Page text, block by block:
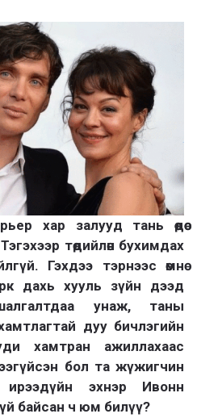
хар залууд тань өөдөө
төдийлөн бухимдах
Гэхдээ тэрнээс өмнө
дахь хууль зүйн дээд
унаж, таны
дуу бичлэгийн
хамтран ажиллахаас
бол та жүжигчин
ирээдүйн эхнэр Ивонн
байсан ч юм билүү?